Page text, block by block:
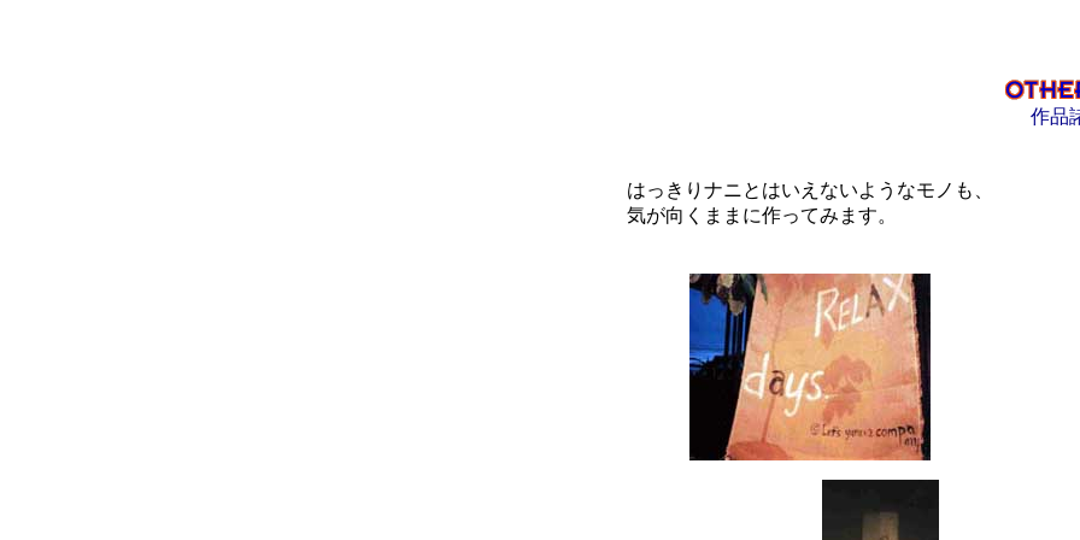
作品
はっきりナニとはいえないようなモノも、
気が向くままに作ってみます。